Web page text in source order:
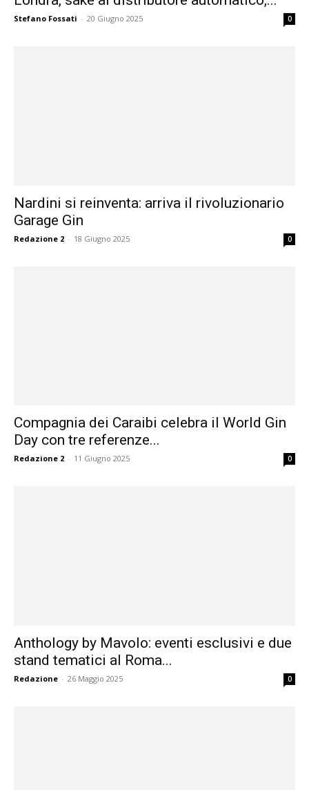
Stefano Fossati - 20 Giugno 2025 0
Nardini si reinventa: arriva il rivoluzionario
Garage Gin
Redazione 2 - 18 Giugno 2025 0
Compagnia dei Caraibi celebra il World Gin
Day con tre referenze...
Redazione 2 - 11 Giugno 2025 0
Anthology by Mavolo: eventi esclusivi e due
stand tematici al Roma...
Redazione - 26 Maggio 2025 0